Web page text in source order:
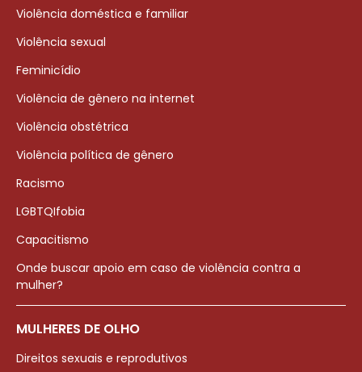
Violência doméstica e familiar
Violência sexual
Feminicídio
Violência de gênero na internet
Violência obstétrica
Violência política de gênero
Racismo
LGBTQIfobia
Capacitismo
Onde buscar apoio em caso de violência contra a
mulher?
MULHERES DE OLHO
Direitos sexuais e reprodutivos